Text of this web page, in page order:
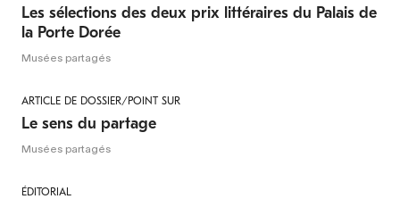
Les sélections des deux prix littéraires du Palais de
la Porte Dorée
Musées partagés
ARTICLE DE DOSSIER/POINT SUR
Le sens du partage
Musées partagés
ÉDITORIAL